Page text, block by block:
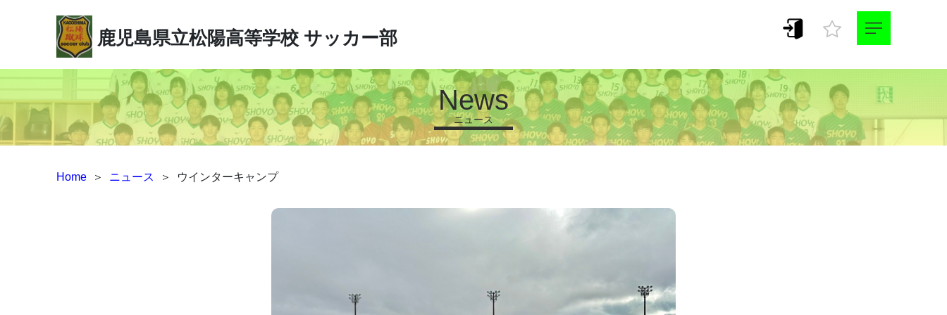
鹿児島県立松陽高等学校 サッカー部
ニュース
News
Home ＞ ニュース ＞ ウインターキャンプ